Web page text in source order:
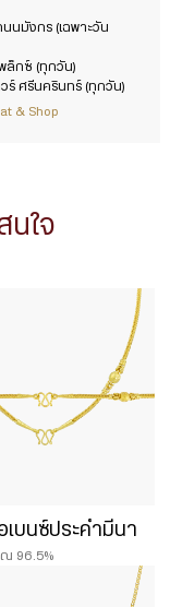
นมังกร (เฉพาะวัน
ล็กซ์ (ทุกวัน)
ร์ ศรีนครินทร์ (ทุกวัน)
& Shop
ใจ
เบนซ์ประคำมีนา
96.5%